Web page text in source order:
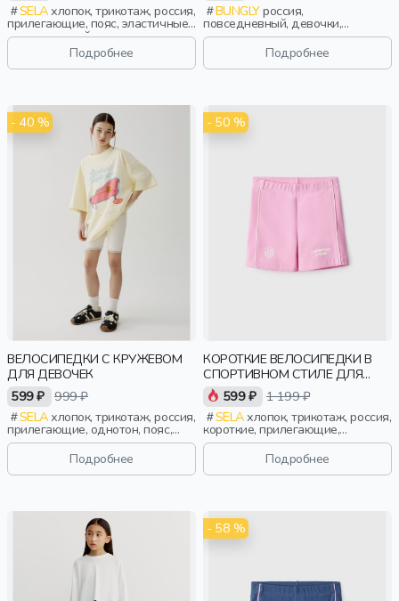
SELAхлопок, трикотаж, россия,
прилегающие, пояс, эластичные,
повседневный, спорт, девочки,
Подробнее
BUNGLYроссия,
повседневный, девочки,
малыши, дошкольники, дети
Подробнее
- 40 %
ВЕЛОСИПЕДКИ С КРУЖЕВОМ
ДЛЯ ДЕВОЧЕК
599 ₽ 999 ₽
SELAхлопок, трикотаж, россия,
прилегающие, однотон, пояс,
кружево, эластичные, девочки,
Подробнее
- 50 %
КОРОТКИЕ ВЕЛОСИПЕДКИ В
СПОРТИВНОМ СТИЛЕ ДЛЯ
ДЕВОЧЕК
599 ₽ 1 199 ₽
SELAхлопок, трикотаж, россия,
короткие, прилегающие,
лампасы, принт, пояс,
эластичные, повседневный,
спорт, девочки, дети
Подробнее
- 58 %